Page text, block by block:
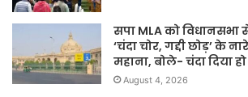
सपा MLA को विधानसभा
‘चंदा चोर, गद्दी छोड़’ के
महाना, बोले- चंदा दिया
August 4, 2026